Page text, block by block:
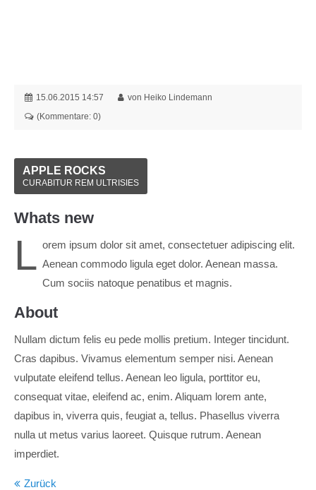
Support
Lorem ipsum dolor sit amet:
24h/ 365days
Mon - Fri 8:00am - 5:00pm(GMT +1)
15.06.2015 14:57 von Heiko Lindemann
(Kommentare: 0)
APPLE ROCKS
CURABITUR REM ULTRISIES
Whats new
L orem ipsum dolor sit amet, consectetuer adipiscing elit.
Aenean commodo ligula eget dolor. Aenean massa.
Cum sociis natoque penatibus et magnis.
About
Nullam dictum felis eu pede mollis pretium. Integer tincidunt.
Cras dapibus. Vivamus elementum semper nisi. Aenean
vulputate eleifend tellus. Aenean leo ligula, porttitor eu,
consequat vitae, eleifend ac, enim. Aliquam lorem ante,
dapibus in, viverra quis, feugiat a, tellus. Phasellus viverra
nulla ut metus varius laoreet. Quisque rutrum. Aenean
imperdiet.
Zurück